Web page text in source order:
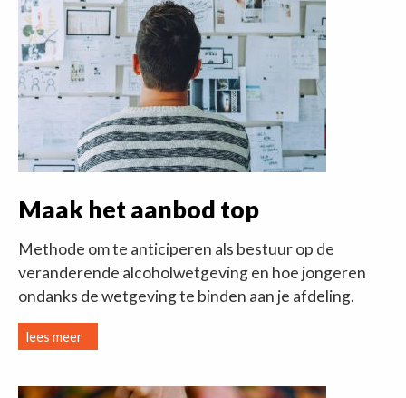
Maak het aanbod top
Methode om te anticiperen als bestuur op de
veranderende alcoholwetgeving en hoe jongeren
ondanks de wetgeving te binden aan je afdeling.
lees meer